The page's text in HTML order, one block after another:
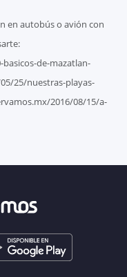
en autobús o avión con
de-mazatlan-
25/nuestras-playas-
2016/08/15/a-